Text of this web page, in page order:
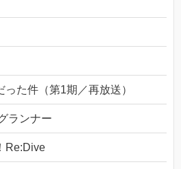
た件（第1期／再放送）
ランナー
Re:Dive